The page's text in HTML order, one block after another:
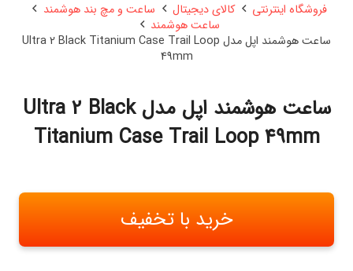
فروشگاه اینترنتی کالای دیجیتال
ساعت و مچ بند هوشمند
ساعت هوشمند
ساعت هوشمند اپل مدل Ultra 2 Black Titanium Case Trail Loop
49mm
ساعت هوشمند اپل مدل Ultra 2 Black
Titanium Case Trail Loop 49mm
خرید با تخفیف